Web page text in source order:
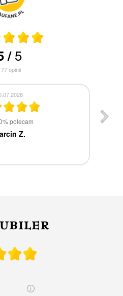
/5
opinii
polecam
Z.